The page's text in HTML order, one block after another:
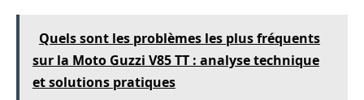
Quels sont les problèmes les plus fréquents
sur la Moto Guzzi V85 TT : analyse technique
et solutions pratiques